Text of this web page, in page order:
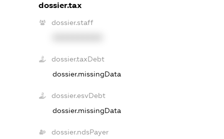
dossier.tax
dossier.staff
dossier.taxDebt
dossier.missingData
dossier.esvDebt
dossier.missingData
dossier.ndsPayer